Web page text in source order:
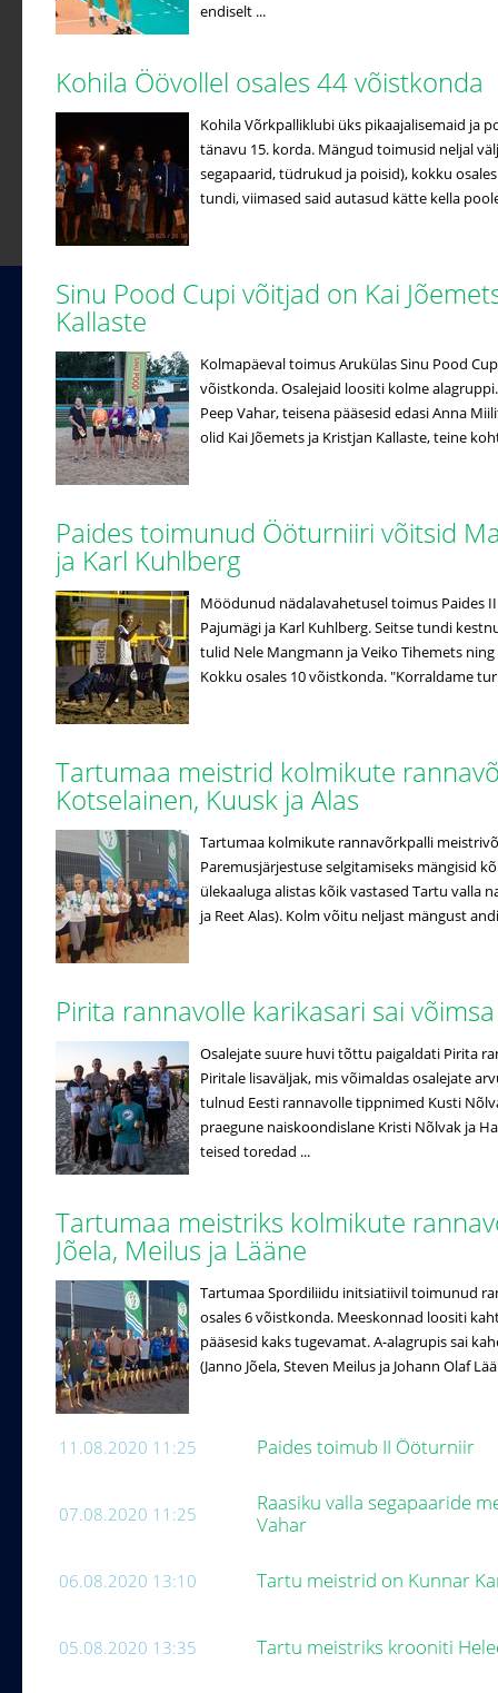
endiselt ...
Kohila Öövollel osales 44 võistkonda
Kohila Võrkpalliklubi üks pikaajalisemaid ja
tänavu 15. korda. Mängud toimusid neljal
segapaarid, tüdrukud ja poisid), kokku
tundi, viimased said autasud kätte kella
Sinu Pood Cupi võitjad on Kai
Kallaste
Kolmapäeval toimus Arukülas Sinu Pood
võistkonda. Osalejaid loositi kolme
Peep Vahar, teisena pääsesid edasi Anna
olid Kai Jõemets ja Kristjan Kallaste, teine
Paides toimunud Ööturniiri võitsid
ja Karl Kuhlberg
Möödunud nädalavahetusel toimus Paides
Pajumägi ja Karl Kuhlberg. Seitse tundi
tulid Nele Mangmann ja Veiko Tihemets
Kokku osales 10 võistkonda. "Korraldame
Tartumaa meistrid kolmikute
Kotselainen, Kuusk ja Alas
Tartumaa kolmikute rannavõrkpalli
Paremusjärjestuse selgitamiseks mängisid
ülekaaluga alistas kõik vastased Tartu valla
ja Reet Alas). Kolm võitu neljast mängust
Pirita rannavolle karikasari sai
Osalejate suure huvi tõttu paigaldati Pirita
Piritale lisaväljak, mis võimaldas osalejate
tulnud Eesti rannavolle tippnimed Kusti
praegune naiskoondislane Kristi Nõlvak ja
teised toredad ...
Tartumaa meistriks kolmikute
Jõela, Meilus ja Lääne
Tartumaa Spordiliidu initsiatiivil toimunud
osales 6 võistkonda. Meeskonnad loositi
pääsesid kaks tugevamat. A-alagrupis sai
(Janno Jõela, Steven Meilus ja Johann Olaf
11.08.2020 11:25 Paides toimub II Ööturniir
07.08.2020 11:25
Raasiku valla segapaaride
Vahar
06.08.2020 13:10 Tartu meistrid on Kunnar
05.08.2020 13:35 Tartu meistriks krooniti